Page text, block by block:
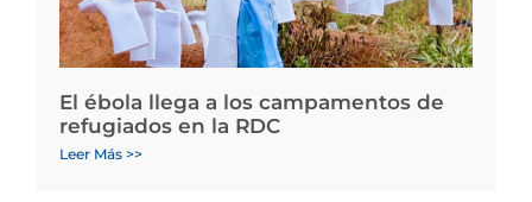
El ébola llega a los campamentos de
refugiados en la RDC
Leer Más >>